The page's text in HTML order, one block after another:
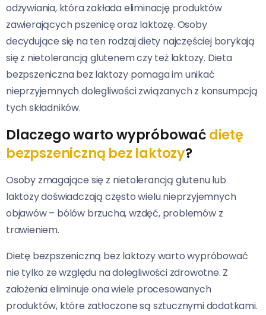
odżywiania, która zakłada eliminację produktów
zawierających pszenicę oraz laktozę. Osoby
decydujące się na ten rodzaj diety najczęściej borykają
się z nietolerancją glutenem czy też laktozy. Dieta
bezpszeniczna bez laktozy pomaga im unikać
nieprzyjemnych dolegliwości związanych z konsumpcją
tych składników.
Dlaczego warto wypróbowaćdietę
bezpszeniczną bez laktozy?
Osoby zmagające się z nietolerancją glutenu lub
laktozy doświadczają często wielu nieprzyjemnych
objawów – bólów brzucha, wzdęć, problemów z
trawieniem.
Dietę bezpszeniczną bez laktozy warto wypróbować
nie tylko ze względu na dolegliwości zdrowotne. Z
założenia eliminuje ona wiele procesowanych
produktów, które zatłoczone są sztucznymi dodatkami.